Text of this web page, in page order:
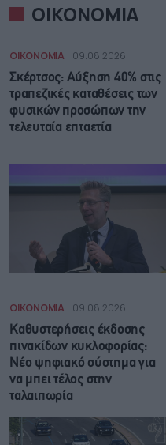
ΟΙΚΟΝΟΜΙΑ
ΟΙΚΟΝΟΜΙΑ 09.08.2026
Σκέρτσος: Αύξηση 40% στις
τραπεζικές καταθέσεις των
φυσικών προσώπων την
τελευταία επταετία
ΟΙΚΟΝΟΜΙΑ 09.08.2026
Καθυστερήσεις έκδοσης
πινακίδων κυκλοφορίας:
Νέο ψηφιακό σύστημα για
να μπει τέλος στην
ταλαιπωρία